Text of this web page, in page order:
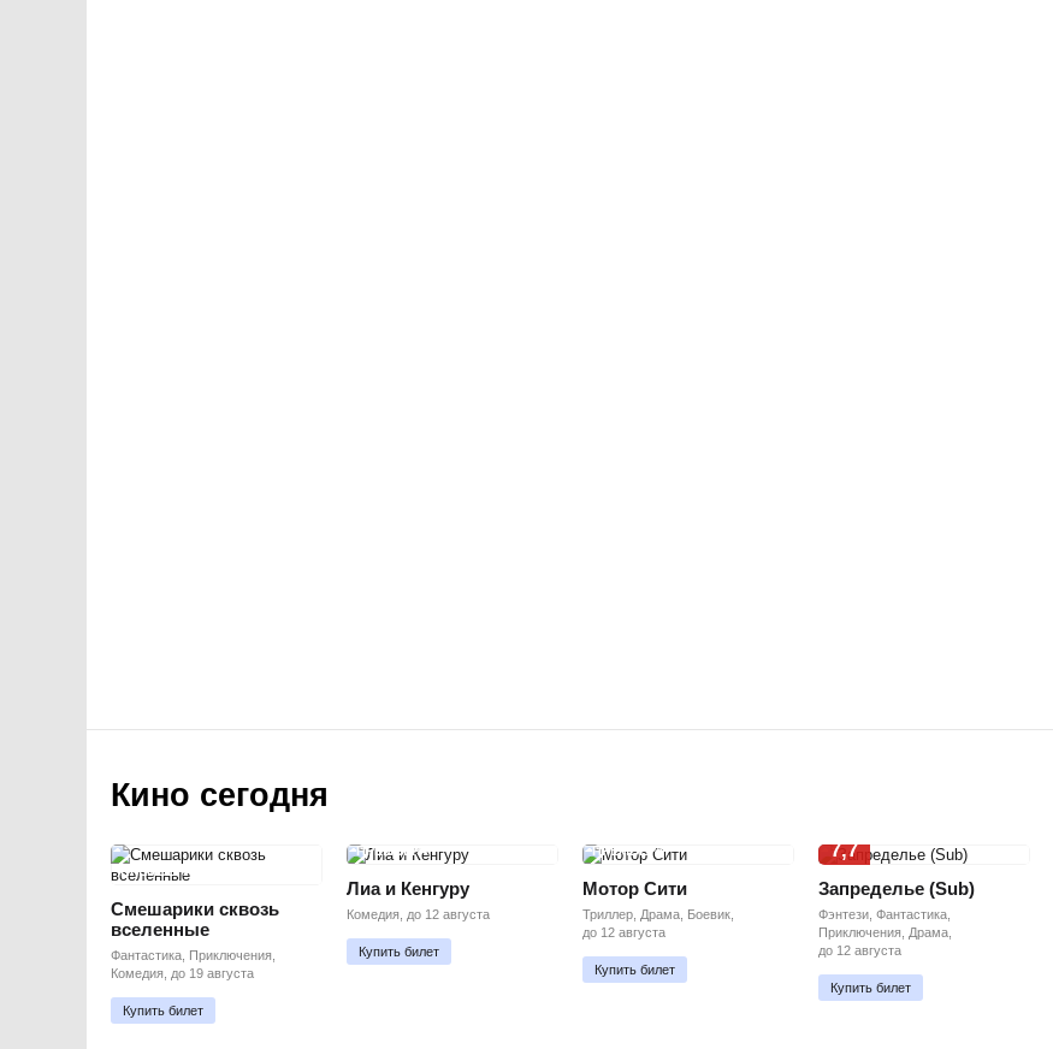
Кино сегодня
ПРЕМЬЕРА
Смешарики сквозь
вселенные
Фантастика, Приключения,
Комедия, до 19 августа
Купить билет
ПРЕМЬЕРА
Лиа и Кенгуру
Комедия, до 12 августа
Купить билет
ПРЕМЬЕРА
Мотор Сити
Триллер, Драма, Боевик,
до 12 августа
Купить билет
7,7
Запределье (Sub)
Фэнтези, Фантастика,
Приключения, Драма,
до 12 августа
Купить билет